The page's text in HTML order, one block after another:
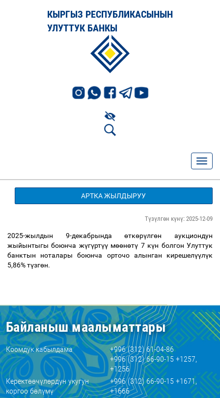
КЫРГЫЗ РЕСПУБЛИКАСЫНЫН
УЛУТТУК БАНКЫ
АРТКА ЖЫЛДЫРУУ
Түзүлгөн күнү: 2025-12-09
2025-жылдын 9-декабрындаөткөрүлгөн аукциондун
жыйынтыгы боюнча жүгүртүүмөөнөтү 7 күн болгон Улуттук
банктын ноталары боюнча орточо алынган кирешелүүлүк
5,86% түзгөн.
Байланыш маалыматтары
Коомдук кабылдама
+996 (312) 61-04-86
+996 (312) 66-90-15 +1257,
+1256
Керектөөчүлөрдүн укугун
коргоо бөлүмү
+996 (312) 66-90-15 +1671,
+1666